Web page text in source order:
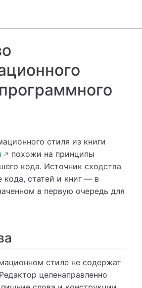
стиля из книги
похожи на принципы
кода. Источник сходства
кода, статей и книг — в
в первую очередь для
стиле не содержат
целенаправленно